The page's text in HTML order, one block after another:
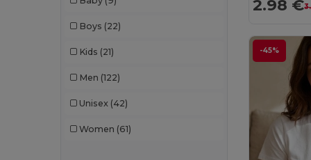
Boys (22)
Kids (21)
Men (122)
Unisex (42)
Women (61)
2.98 €
-45%